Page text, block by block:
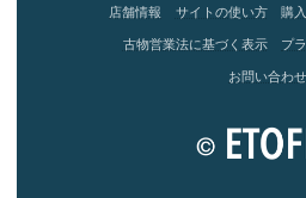
店舗情報 サイトの使い方 購
古物営業法に基づく表示 プ
お問い合わせ